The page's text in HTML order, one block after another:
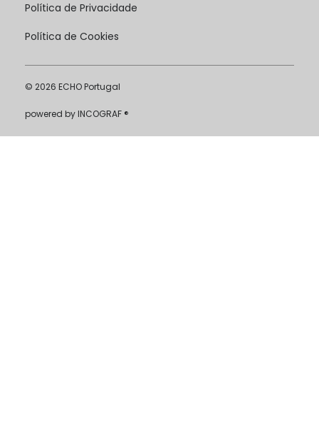
Política de Privacidade
Política de Cookies
© 2026 ECHO Portugal
powered byINCOGRAF ®